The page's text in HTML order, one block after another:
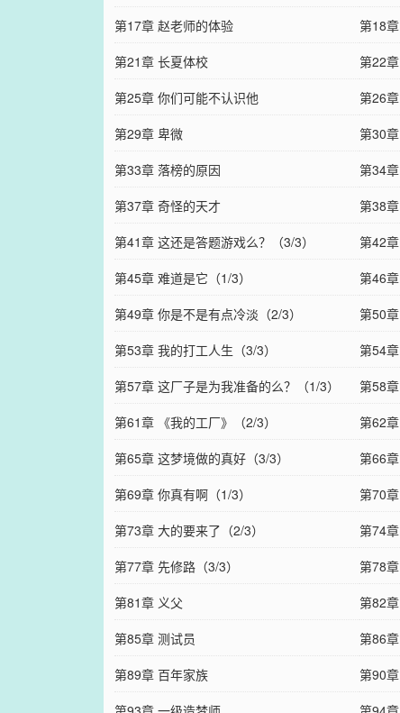
第17章 赵老师的体验
第18
第21章 长夏体校
第22
第25章 你们可能不认识他
第26
第29章 卑微
第30
第33章 落榜的原因
第34
第37章 奇怪的天才
第38
第41章 这还是答题游戏么？（3/3）
第42
第45章 难道是它（1/3）
第46章
第49章 你是不是有点冷淡（2/3）
第50
第53章 我的打工人生（3/3）
第54
第57章 这厂子是为我准备的么？（1/3）
第58章
第61章 《我的工厂》（2/3）
第62
第65章 这梦境做的真好（3/3）
第66
第69章 你真有啊（1/3）
第70
第73章 大的要来了（2/3）
第74
第77章 先修路（3/3）
第78章
第81章 义父
第82章
第85章 测试员
第86
第89章 百年家族
第90